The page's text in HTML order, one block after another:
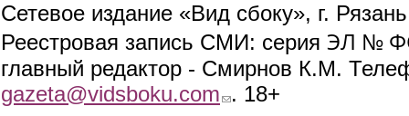
Сетевое издание «Вид сбоку», г.
Реестровая запись СМИ: серия ЭЛ №
главный редактор - Смирнов К.М.
gazeta@vidsboku.com (link sends e-mail)
. 18+